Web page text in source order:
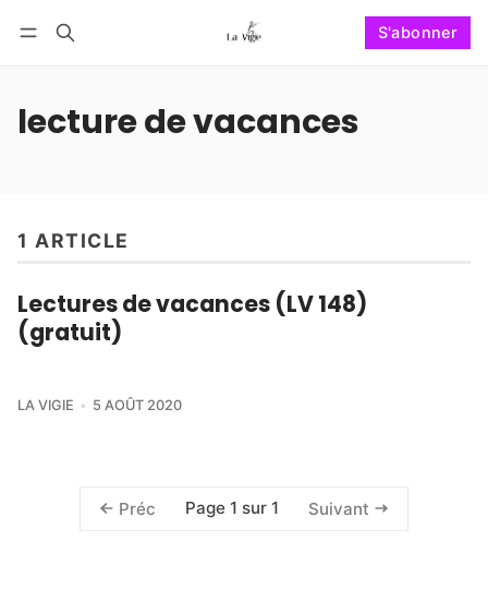
S'abonner
lecture de vacances
1 ARTICLE
Lectures de vacances (LV 148)
(gratuit)
LA VIGIE 5 AOÛT 2020
Préc Page 1 sur 1 Suivant